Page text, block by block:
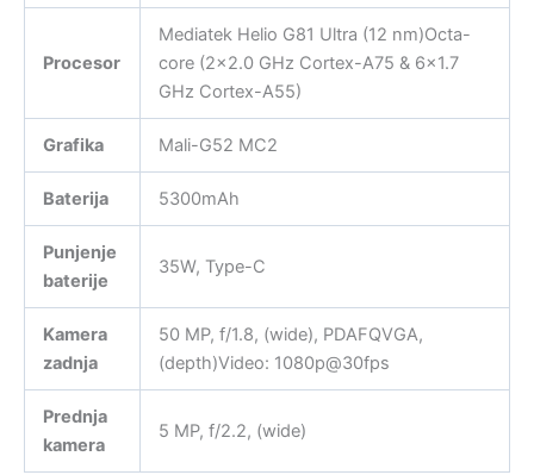
Procesor
Mediatek Helio G81 Ultra (12 nm)Octa-
core (2×2.0 GHz Cortex-A75 & 6×1.7
GHz Cortex-A55)
Grafika Mali-G52 MC2
Baterija 5300mAh
Punjenje
baterije
35W, Type-C
Kamera
zadnja
50 MP, f/1.8, (wide), PDAFQVGA,
(depth)Video: 1080p@30fps
Prednja
kamera
5 MP, f/2.2, (wide)